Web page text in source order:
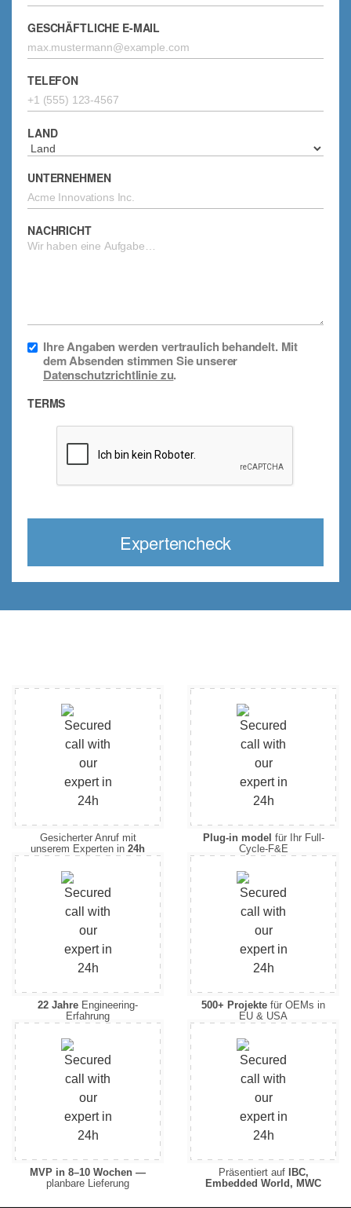
GESCHÄFTLICHE E-MAIL
TELEFON
LAND
UNTERNEHMEN
NACHRICHT
Ihre Angaben werden vertraulich behandelt. Mit
dem Absenden stimmen Sie unserer
Datenschutzrichtlinie zu.
TERMS
Expertencheck
Gesicherter Anruf mit
unserem Experten in 24h
Plug-in model für Ihr Full-
Cycle-F&E
22 Jahre Engineering-
Erfahrung
500+ Projekte für OEMs in
EU & USA
MVP in 8–10 Wochen —
planbare Lieferung
Präsentiert auf
IBC,
Embedded World, MWC